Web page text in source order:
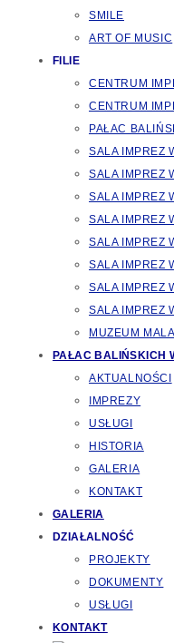
SMILE
ART OF MUSIC
FILIE
CENTRUM
CENTRUM
PAŁAC
SALA IMPREZ
SALA IMPREZ
SALA IMPREZ
SALA IMPREZ
SALA IMPREZ
SALA IMPREZ
SALA IMPREZ
SALA IMPREZ
MUZEUM
PAŁAC BALIŃSKICH
AKTUALNOŚCI
IMPREZY
USŁUGI
HISTORIA
GALERIA
KONTAKT
GALERIA
DZIAŁALNOŚĆ
PROJEKTY
DOKUMENTY
USŁUGI
KONTAKT